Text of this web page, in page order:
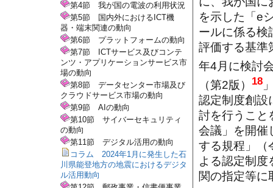
を示した「e
ールに係る検
評価する基準
年4月に検討
（第2版）
18
認定制度創設
討を行うこと
会議」を開催
する規程」（
よる認定制度
関の指定等に
第4節 我が国の電波の利用状況
第5節 国内外におけるICT機
器・端末関連の動向
第6節 プラットフォームの動向
第7節 ICTサービス及びコンテ
ンツ・アプリケーションサービス市
場の動向
第8節 データセンター市場及び
クラウドサービス市場の動向
第9節 AIの動向
第10節 サイバーセキュリティ
の動向
第11節 デジタル活用の動向
コラム 2024年1月に発生した石
川県能登地方の地震におけるデジタ
ル活用動向